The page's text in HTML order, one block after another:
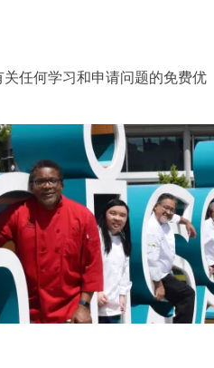
任何学习和申请问题的免费优